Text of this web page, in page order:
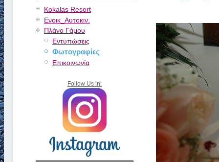
Kokalas Resort
Ενοικ_Αυτοκιν.
Πλάνο Γάμου
Εντυπώσεις
Φωτογραφίες
Επικοινωνία
Follow Us in: